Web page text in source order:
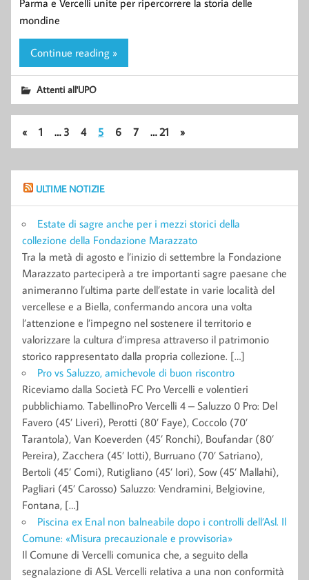
Parma e Vercelli unite per ripercorrere la storia delle
mondine
Continue reading »
Attenti all'UPO
« 1 … 3 4 5 6 7 … 21 »
ULTIME NOTIZIE
Estate di sagre anche per i mezzi storici della
collezione della Fondazione Marazzato
Tra la metà di agosto e l’inizio di settembre la Fondazione
Marazzato parteciperà a tre importanti sagre paesane che
animeranno l’ultima parte dell’estate in varie località del
vercellese e a Biella, confermando ancora una volta
l’attenzione e l’impegno nel sostenere il territorio e
valorizzare la cultura d’impresa attraverso il patrimonio
storico rappresentato dalla propria collezione. […]
Pro vs Saluzzo, amichevole di buon riscontro
Riceviamo dalla Società FC Pro Vercelli e volentieri
pubblichiamo. TabellinoPro Vercelli 4 – Saluzzo 0 Pro: Del
Favero (45’ Liveri), Perotti (80’ Faye), Coccolo (70’
Tarantola), Van Koeverden (45’ Ronchi), Boufandar (80’
Pereira), Zacchera (45’ Iotti), Burruano (70’ Satriano),
Bertoli (45’ Comi), Rutigliano (45’ Iori), Sow (45’ Mallahi),
Pagliari (45’ Carosso) Saluzzo: Vendramini, Belgiovine,
Fontana, […]
Piscina ex Enal non balneabile dopo i controlli dell’Asl. Il
Comune: «Misura precauzionale e provvisoria»
Il Comune di Vercelli comunica che, a seguito della
segnalazione di ASL Vercelli relativa a una non conformità